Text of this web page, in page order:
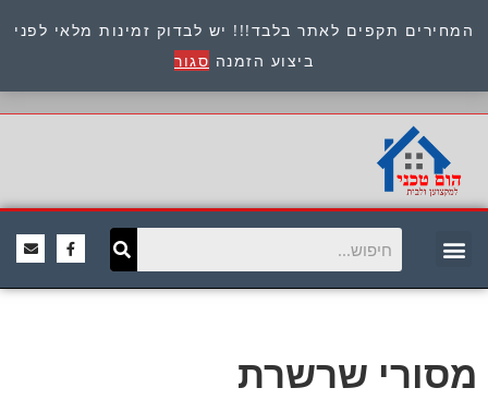
המחירים תקפים לאתר בלבד!!! יש לבדוק זמינות מלאי לפני
ביצוע הזמנה סגור
כתובת : היוזמים 9 אור יהודה שירות לקוחות 054-
8945722
מסורי שרשרת